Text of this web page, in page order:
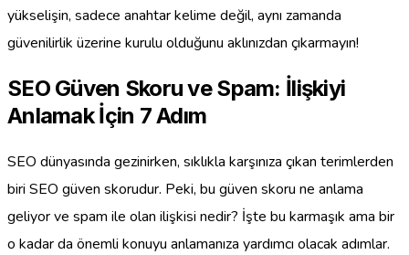
yükselişin, sadece anahtar kelime değil, aynı zamanda
güvenilirlik üzerine kurulu olduğunu aklınızdan çıkarmayın!
SEO Güven Skoru ve Spam: İlişkiyi
Anlamak İçin 7 Adım
SEO dünyasında gezinirken, sıklıkla karşınıza çıkan terimlerden
biri SEO güven skorudur. Peki, bu güven skoru ne anlama
geliyor ve spam ile olan ilişkisi nedir? İşte bu karmaşık ama bir
o kadar da önemli konuyu anlamanıza yardımcı olacak adımlar.